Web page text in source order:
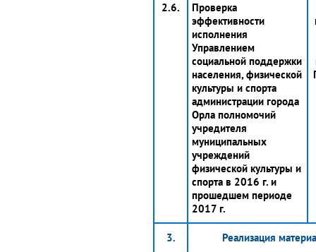
2.6.
Проверка
эффективности
исполнения
Управлением
социальной поддержки
населения, физической
культуры и спорта
администрации города
Орла полномочий
учредителя
муниципальных
учреждений
физической культуры и
спорта в 2016 г. и
прошедшем периоде
2017 г.
3. Реализация